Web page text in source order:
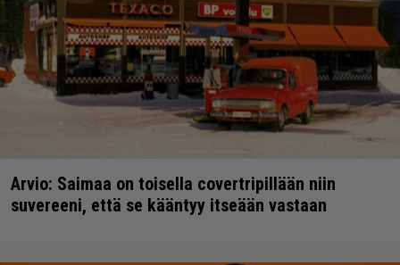
Arvio: Saimaa on toisella covertripillään niin
suvereeni, että se kääntyy itseään vastaan